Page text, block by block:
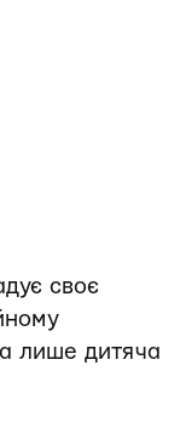
своє
лише дитяча